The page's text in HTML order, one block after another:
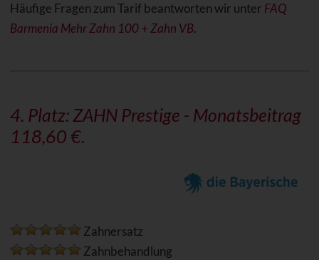
Häufige Fragen zum Tarif beantworten wir unter FAQ
Barmenia Mehr Zahn 100 + Zahn VB.
4. Platz: ZAHN Prestige - Monatsbeitrag
118,60 €.
Zahnersatz
Zahnbehandlung